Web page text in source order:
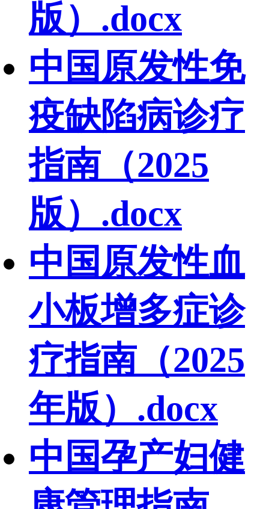
版）.docx
中国原发性免
疫缺陷病诊疗
指南（2025
版）.docx
中国原发性血
小板增多症诊
疗指南（2025
年版）.docx
中国孕产妇健